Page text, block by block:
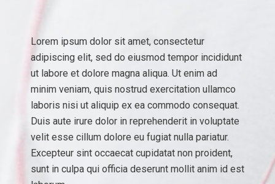
Lorem ipsum dolor sit amet, consectetur
adipiscing elit, sed do eiusmod tempor incididunt
ut labore et dolore magna aliqua. Ut enim ad
minim veniam, quis nostrud exercitation ullamco
laboris nisi ut aliquip ex ea commodo consequat.
Duis aute irure dolor in reprehenderit in voluptate
velit esse cillum dolore eu fugiat nulla pariatur.
Excepteur sint occaecat cupidatat non proident,
sunt in culpa qui officia deserunt mollit anim id est